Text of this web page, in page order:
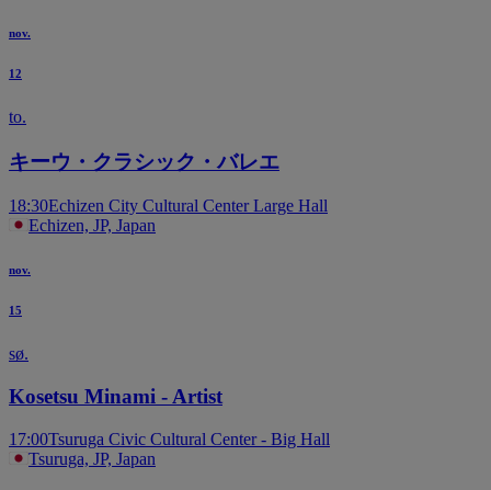
nov.
12
to.
キーウ・クラシック・バレエ
18:30Echizen City Cultural Center Large Hall
Echizen, JP, Japan
nov.
15
sø.
Kosetsu Minami - Artist
17:00Tsuruga Civic Cultural Center - Big Hall
Tsuruga, JP, Japan